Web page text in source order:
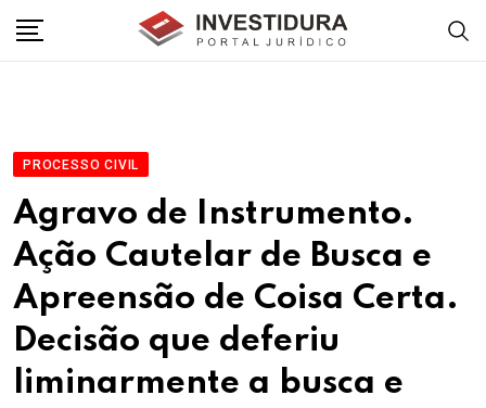
PROCESSO CIVIL
Agravo de Instrumento.
Ação Cautelar de Busca e
Apreensão de Coisa Certa.
Decisão que deferiu
liminarmente a busca e